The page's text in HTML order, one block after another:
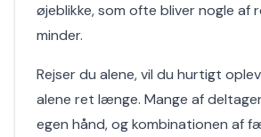
øjeblikke, som ofte bliver nogle af
minder.
Rejser du alene, vil du hurtigt
alene ret længe. Mange af
egen hånd, og kombinationen af